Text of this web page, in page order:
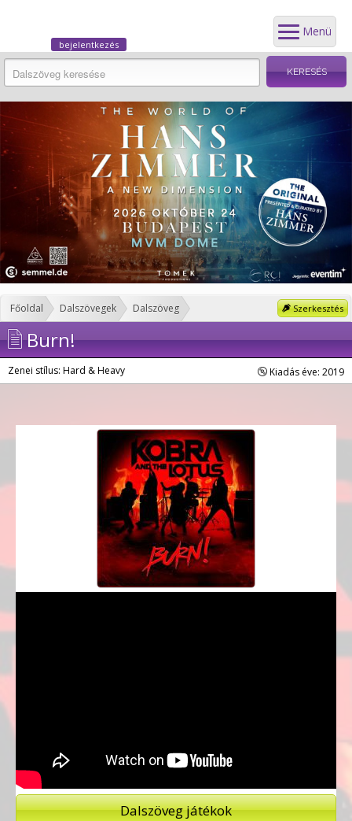
Menü
bejelentkezés
Szerkesztés
Főoldal Dalszövegek Dalszöveg
Burn!
Zenei stílus: Hard & Heavy Kiadás éve: 2019
Dalszöveg játékok